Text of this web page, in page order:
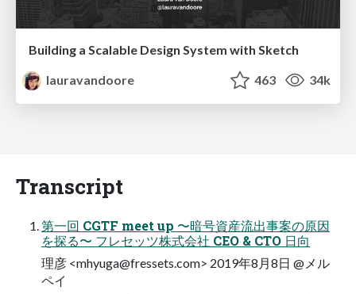
Building a Scalable Design System with Sketch
lauravandoore
463 34k
Transcript
第一回 CGTF meet up 〜暗号資産流出事案の原因
を探る〜 フレセッツ株式会社 CEO & CTO 日向
理彦 <mhyuga@fressets.com> 2019年8月8日 @メル
ペイ